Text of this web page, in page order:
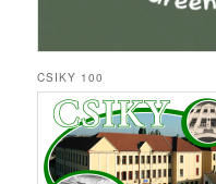
CSIKY 100